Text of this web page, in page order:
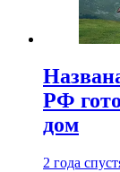
РФ
дом
2 года